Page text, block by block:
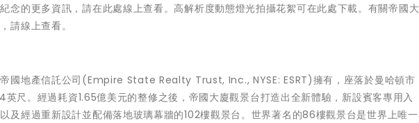
的更多資訊，請在此處線上查看。高解析度動態燈光拍攝花絮可在此處下載。有關帝國大
請線上查看。
國地產信託公司(Empire State Realty Trust, Inc., NYSE: ESRT)擁有，座落於曼哈頓市
尺。經過耗資1.65億美元的整修之後，帝國大廈觀景台打造出全新體驗，新設賓客專用入
及經過重新設計並配備落地玻璃幕牆的102樓觀景台。世界著名的86樓觀景台是世界上唯一